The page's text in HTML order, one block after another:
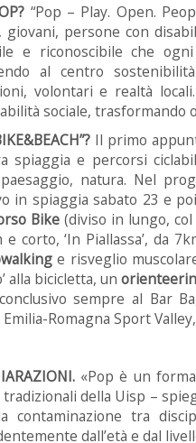
“Pop – Play. Open.
giovani, persone con
e riconoscibile che
al centro
volontari e realtà
sociale, trasformando
Il primo
spiaggia e percorsi
natura. Nel
in spiaggia sabato 23 e
Bike (diviso in lungo, col
e corto, ‘In Piallassa’, da
e risveglio
alla bicicletta, un
sempre al Bar
Romagna Sport
«Pop è un
della Uisp –
contaminazione tra
dall’età e dal